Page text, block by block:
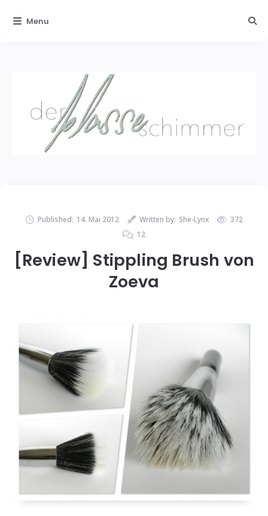
Published: 14. Mai 2012 Written by: She-Lynx
372
12
[Review] Stippling Brush von
Zoeva
Menu